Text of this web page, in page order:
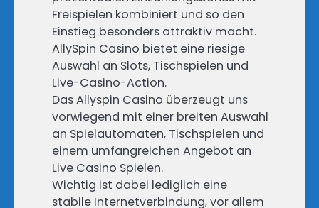
Freispielen kombiniert und so den
Einstieg besonders attraktiv macht.
AllySpin Casino bietet eine riesige
Auswahl an Slots, Tischspielen und
Live-Casino-Action.
Das Allyspin Casino überzeugt uns
vorwiegend mit einer breiten Auswahl
an Spielautomaten, Tischspielen und
einem umfangreichen Angebot an
Live Casino Spielen.
Wichtig ist dabei lediglich eine
stabile Internetverbindung, vor allem